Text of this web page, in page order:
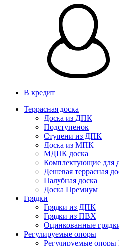
В кредит
Террасная доска
Доска из ДПК
Подступенок
Ступени из ДПК
Доска из МПК
МДПК доска
Комплектующие для
Дешевая террасная
Палубная доска
Доска Премиум
Грядки
Грядки из ДПК
Грядки из ПВХ
Оцинкованные
Регулируемые опоры
Регулируемые